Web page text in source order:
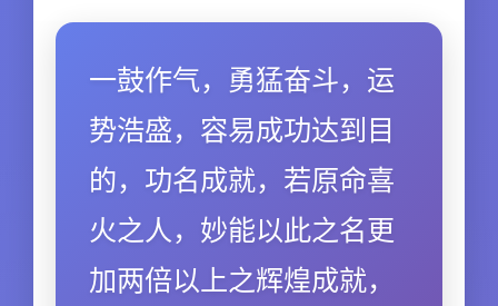
一鼓作气，勇猛奋斗，运
势浩盛，容易成功达到目
的，功名成就，若原命喜
火之人，妙能以此之名更
加两倍以上之辉煌成就，